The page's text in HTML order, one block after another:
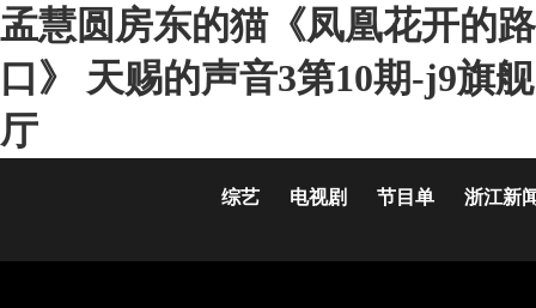
孟慧圆房东的猫《凤凰花开的路
口》 天赐的声音3第10期-j9旗舰
厅
综艺 电视剧 节目单 浙江新